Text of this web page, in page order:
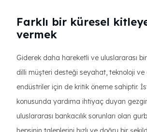
Farklı bir küresel
vermek
Giderek daha hareketli ve uluslararası
dilli müşteri desteği seyahat, teknoloji
endüstriler için de kritik öneme sahiptir.
konusunda yardıma ihtiyaç duyan
uluslararası bankacılık sorunları olan